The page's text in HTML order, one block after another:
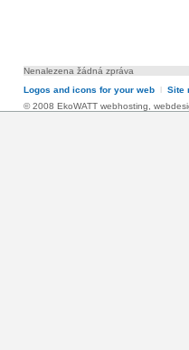
Nenalezena žádná zpráva
Logos and icons for your web l Site
© 2008 EkoWATT webhosting,